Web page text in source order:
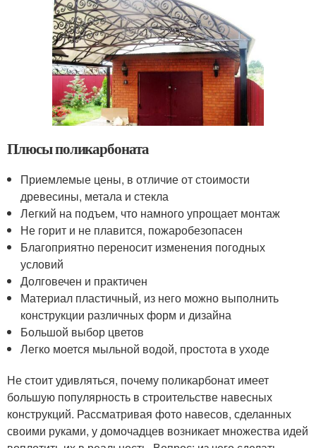
Плюсы поликарбоната
Приемлемые цены, в отличие от стоимости
древесины, метала и стекла
Легкий на подъем, что намного упрощает монтаж
Не горит и не плавится, пожаробезопасен
Благоприятно переносит изменения погодных
условий
Долговечен и практичен
Материал пластичный, из него можно выполнить
конструкции различных форм и дизайна
Большой выбор цветов
Легко моется мыльной водой, простота в уходе
Не стоит удивляться, почему поликарбонат имеет
большую популярность в строительстве навесных
конструкций. Рассматривая фото навесов, сделанных
своими руками, у домочадцев возникает множества идей